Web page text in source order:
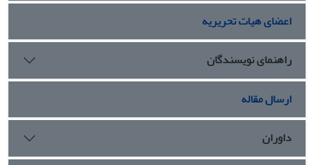
سازی شهریه، انطباق با نیازهای بازار کار پیشنهاد شده است.
اعضای هیات تحریریه
راهنمای نویسندگان
ارسال مقاله
داوران